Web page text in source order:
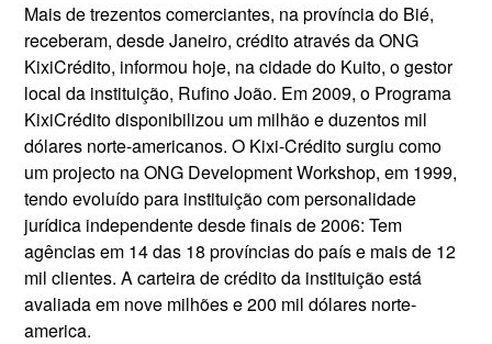
Mais de trezentos comerciantes, na província do Bié,
receberam, desde Janeiro, crédito através da ONG
KixiCrédito, informou hoje, na cidade do Kuito, o gestor
local da instituição, Rufino João. Em 2009, o Programa
KixiCrédito disponibilizou um milhão e duzentos mil
dólares norte-americanos. O Kixi-Crédito surgiu como
um projecto na ONG Development Workshop, em 1999,
tendo evoluído para instituição com personalidade
jurídica independente desde finais de 2006: Tem
agências em 14 das 18 províncias do país e mais de 12
mil clientes. A carteira de crédito da instituição está
avaliada em nove milhões e 200 mil dólares norte-
america.